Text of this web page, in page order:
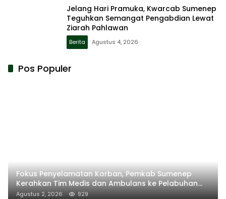
Jelang Hari Pramuka, Kwarcab Sumenep
Teguhkan Semangat Pengabdian Lewat
Ziarah Pahlawan
Berita Agustus 4, 2026
Pos Populer
Fokus Penyelamatan Korban, Pemkab Sumenep
Kerahkan Tim Medis dan Ambulans ke Pelabuhan
Kalianget
Agustus 2, 2026 929